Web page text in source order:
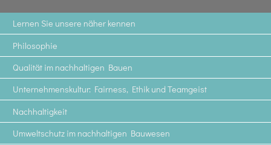
Lernen Sie unsere näher kennen
Philosophie
Qualität im nachhaltigen Bauen
Unternehmenskultur: Fairness, Ethik und Teamgeist
Nachhaltigkeit
Umweltschutz im nachhaltigen Bauwesen